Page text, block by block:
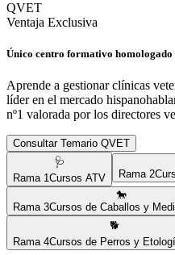
QVET
Ventaja Exclusiva
Único centro formativo
Aprende a gestionar clínicas
líder en el mercado
nº1 valorada por los directores
Consultar Temario QVET
🩺
Rama 1Cursos ATV
Rama 2
🐎
Rama 3Cursos de Caballos y
🐕
Rama 4Cursos de Perros y